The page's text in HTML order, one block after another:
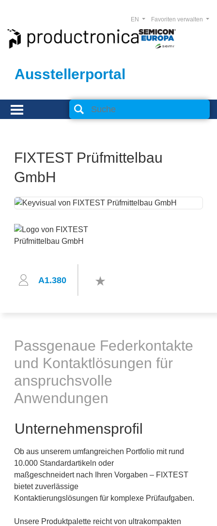
Ausstellerportal
Favoriten verwalten
EN
FIXTEST Prüfmittelbau
GmbH
A1.380
Passgenaue Federkontakte
und Kontaktlösungen für
anspruchsvolle
Anwendungen
Unternehmensprofil
Ob aus unserem umfangreichen Portfolio mit rund
10.000 Standardartikeln oder
maßgeschneidert nach Ihren Vorgaben – FIXTEST
bietet zuverlässige
Kontaktierungslösungen für komplexe Prüfaufgaben.
Unsere Produktpalette reicht von ultrakompakten